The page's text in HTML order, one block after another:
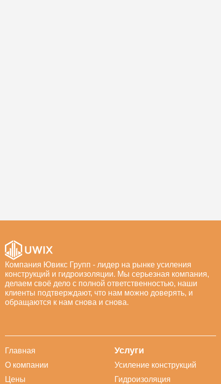
Компания Ювикс Групп - лидер на рынке усиления
конструкций и гидроизоляции. Мы серьезная компания,
делаем своё дело с полной ответственностью, наши
клиенты подтверждают, что нам можно доверять, и
обращаются к нам снова и снова.
Главная
О компании
Цены
Услуги
Усиление конструкций
Гидроизоляция